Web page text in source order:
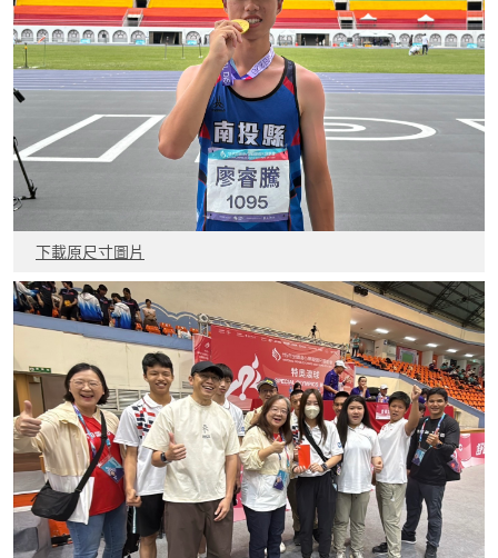
下載原尺寸圖片